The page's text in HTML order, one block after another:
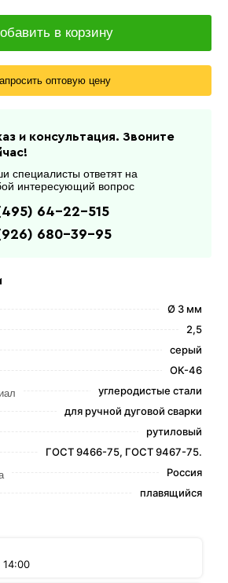
Ø 3 мм
2,5
серый
ОК-46
углеродистые стали
для ручной дуговой сварки
рутиловый
ГОСТ 9466-75, ГОСТ 9467-75.
Россия
плавящийся
14:00
в корзину
оптовую цену
и консультация. Звоните
специалисты ответят на
интересующий вопрос
64-22-515
680-39-95